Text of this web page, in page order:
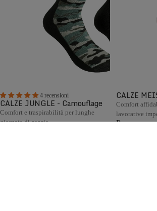
4 recensioni
CALZE JUNGLE - Camouflage
Comfort e traspirabilità per lunghe
giornate di caccia
CALZE
Comfort
lavorative
Prezzo